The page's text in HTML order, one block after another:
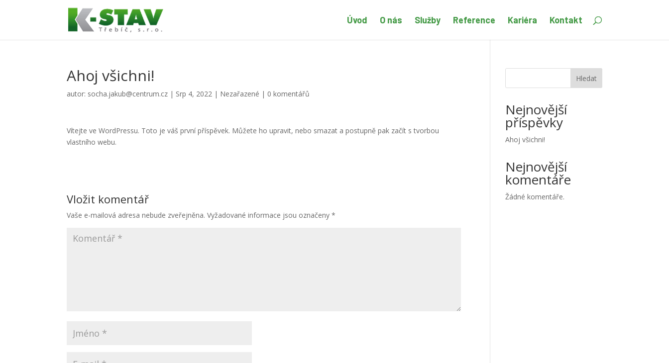
Úvod O nás Služby Reference Kariéra Kontakt
Ahoj všichni!
autor: socha.jakub@centrum.cz | Srp 4, 2022 | Nezařazené | 0 komentářů
Vítejte ve WordPressu. Toto je váš první příspěvek. Můžete ho upravit, nebo smazat a postupně pak začít s tvorbou
vlastního webu.
Vložit komentář
Vaše e-mailová adresa nebude zveřejněna. Vyžadované informace jsou označeny*
Hledat
Nejnovější
příspěvky
Ahoj všichni!
Nejnovější
komentáře
Žádné komentáře.